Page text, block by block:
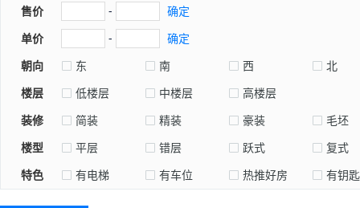
售价
-
确定
单价
-
确定
朝向
东 南 西
北
楼层
低楼层 中楼层
高楼层
装修
简装 精装 豪装
毛坯
楼型
平层 错层 跃式
复式
特色
有电梯 有车位 热推好房 有钥匙